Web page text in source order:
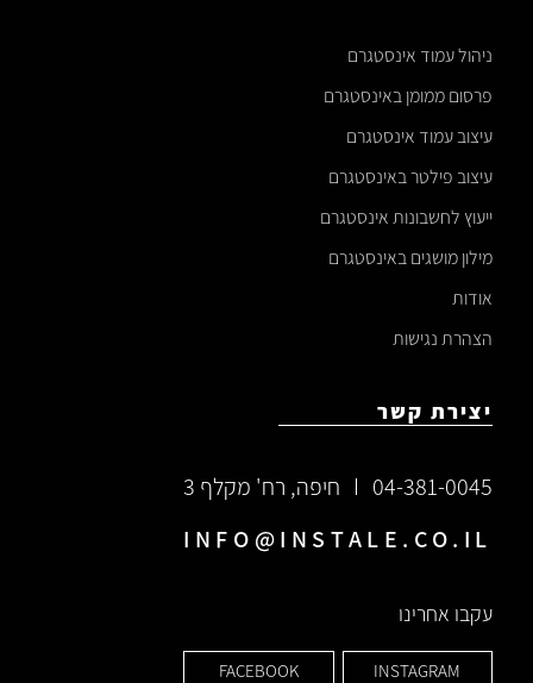
ניהול עמוד אינסטגרם
פרסום ממומן באינסטגרם
עיצוב עמוד אינסטגרם
עיצוב פילטר באינסטגרם
ייעוץ לחשבונות אינסטגרם
מילון מושגים באינסטגרם
אודות
הצהרת נגישות
יצירת קשר
04-381-0045
חיפה, רח' מקלף 3
INFO@INSTALE.CO.IL
עקבו אחרינו
INSTAGRAM
FACEBOOK